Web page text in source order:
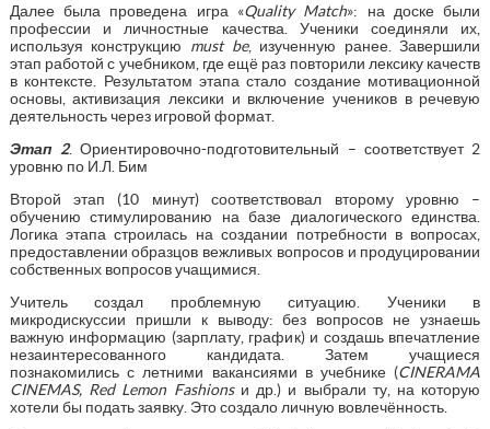
Далее была проведена игра «Quality Match»: на доске были
профессии и личностные качества. Ученики соединяли их,
используя конструкцию must be, изученную ранее. Завершили
этап работой с учебником, где ещё раз повторили лексику качеств
в контексте. Результатом этапа стало создание мотивационной
основы, активизация лексики и включение учеников в речевую
деятельность через игровой формат.
Этап 2. Ориентировочно-подготовительный – соответствует 2
уровню по И.Л. Бим
Второй этап (10 минут) соответствовал второму уровню –
обучению стимулированию на базе диалогического единства.
Логика этапа строилась на создании потребности в вопросах,
предоставлении образцов вежливых вопросов и продуцировании
собственных вопросов учащимися.
Учитель создал проблемную ситуацию. Ученики в
микродискуссии пришли к выводу: без вопросов не узнаешь
важную информацию (зарплату, график) и создашь впечатление
незаинтересованного кандидата. Затем учащиеся
познакомились с летними вакансиями в учебнике (CINERAMA
CINEMAS, Red Lemon Fashionsи др.) и выбрали ту, на которую
хотели бы подать заявку. Это создало личную вовлечённость.